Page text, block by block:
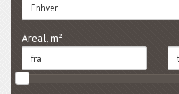
Enhver
Areal, m²